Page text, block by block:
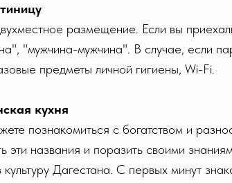
размещение. Если вы
"мужчина-мужчина". В случае, если
предметы личной гигиены, Wi-Fi.
кухня
познакомиться с богатством и
эти названия и поразить своими
культуру Дагестана. С первых минут